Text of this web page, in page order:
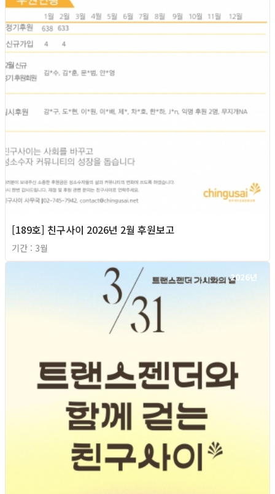
[189호] 친구사이 2026년 2월 후원보고
기간 : 3월
2026년